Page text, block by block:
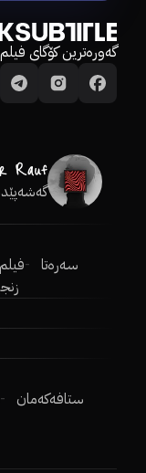
گەورەترین کۆگای
سەرەتا فیلم
ستافەکەمان